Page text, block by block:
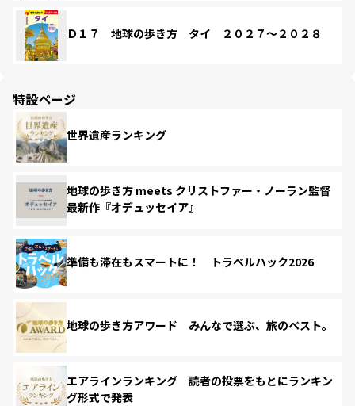
Ｄ１７ 地球の歩き方 タイ ２０２７～２０２８
特設ページ
世界遺産ランキング
地球の歩き方 meets クリストファー・ノーラン監督
最新作『オデュッセイア』
準備も滞在もスマートに！ トラベルハック2026
地球の歩き方アワード みんなで選ぶ、旅のベスト。
エアラインランキング 読者の投票をもとにランキン
グ形式で発表